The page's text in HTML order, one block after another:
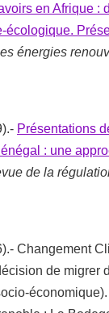
en Afrique :
écologique.
énergies
Présentations
: une
de la
Changement
de migrer